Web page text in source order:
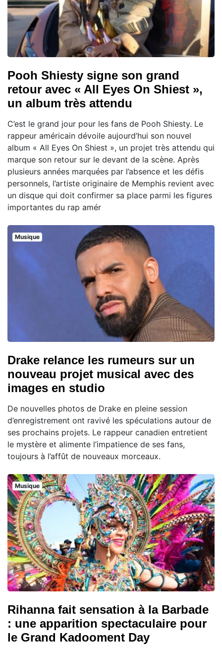
Pooh Shiesty signe son grand
retour avec « All Eyes On Shiest »,
un album très attendu
C’est le grand jour pour les fans de Pooh Shiesty. Le
rappeur américain dévoile aujourd’hui son nouvel
album « All Eyes On Shiest », un projet très attendu qui
marque son retour sur le devant de la scène. Après
plusieurs années marquées par l’absence et les défis
personnels, l’artiste originaire de Memphis revient avec
un disque qui doit confirmer sa place parmi les figures
importantes du rap amér
Musique
Drake relance les rumeurs sur un
nouveau projet musical avec des
images en studio
De nouvelles photos de Drake en pleine session
d’enregistrement ont ravivé les spéculations autour de
ses prochains projets. Le rappeur canadien entretient
le mystère et alimente l’impatience de ses fans,
toujours à l’affût de nouveaux morceaux.
Musique
Rihanna fait sensation à la Barbade
: une apparition spectaculaire pour
le Grand Kadooment Day